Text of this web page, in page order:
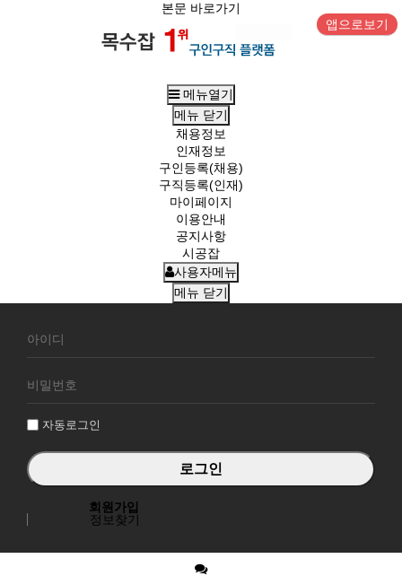
본문 바로가기
앱으로보기
메뉴열기
메뉴 닫기
채용정보
인재정보
구인등록(채용)
구직등록(인재)
마이페이지
이용안내
공지사항
시공잡
사용자메뉴
메뉴 닫기
원
그
자동로그인
회원가입
정보찾기